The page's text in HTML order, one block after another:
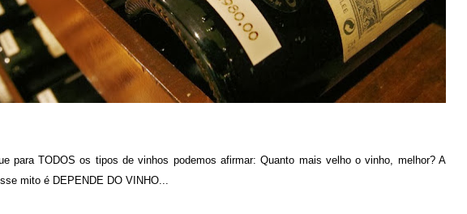
para TODOS os tipos de vinhos podemos afirmar: Quanto mais velho o vinho, melhor? A
mito é DEPENDE DO VINHO...